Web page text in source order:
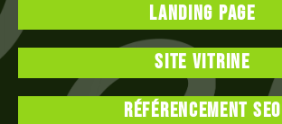
Landing page
Site vitrine
Référencement SEO